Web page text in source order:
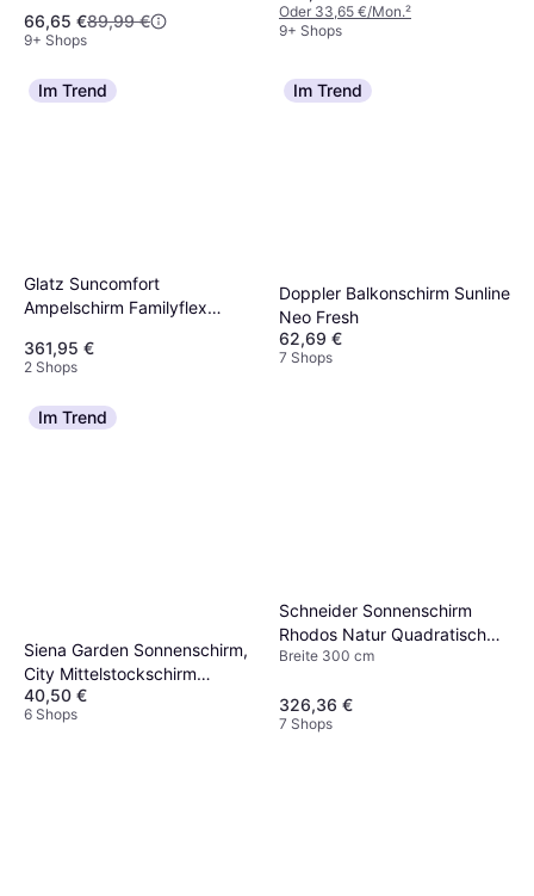
66,65 €89,99 €
9+ Shops
Oder 33,65 €/Mon.²
9+ Shops
Im Trend
Glatz Suncomfort
Ampelschirm Familyflex
361,95 €
2 Shops
Im Trend
Doppler Balkonschirm Sunline
Neo Fresh
62,69 €
7 Shops
Im Trend
Siena Garden Sonnenschirm,
City Mittelstockschirm
anthrazit/grau
40,50 €
6 Shops
Schneider Sonnenschirm
Rhodos Natur Quadratisch
300cm
Breite 300 cm
326,36 €
7 Shops